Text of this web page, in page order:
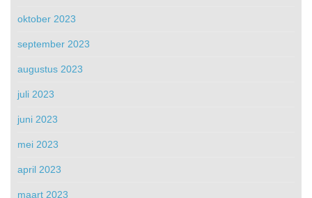
oktober 2023
september 2023
augustus 2023
juli 2023
juni 2023
mei 2023
april 2023
maart 2023